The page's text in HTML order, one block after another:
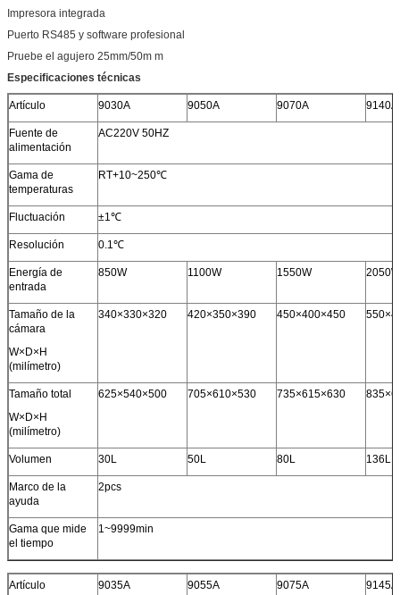
Impresora integrada
Puerto RS485 y software profesional
Pruebe el agujero 25mm/50m m
Especificaciones técnicas
Artículo 9030A 9050A 9070A 9140A
Fuente de
alimentación
AC220V 50HZ
Gama de
temperaturas
RT+10~250℃
Fluctuación ±1℃
Resolución 0.1℃
Energía de
entrada
850W 1100W 1550W 2050W
Tamaño de la
cámara
W×D×H
(milímetro)
340×330×320 420×350×390 450×400×450
Tamaño total
W×D×H
(milímetro)
625×540×500 705×610×530 735×615×630
Volumen 30L 50L 80L 136L
Marco de la
ayuda
2pcs
Gama que mide
el tiempo
1~9999min
Artículo 9035A 9055A 9075A 9145A